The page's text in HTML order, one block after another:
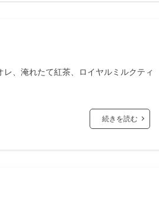
、淹れたて紅茶、ロイヤルミルクティ
続きを読む